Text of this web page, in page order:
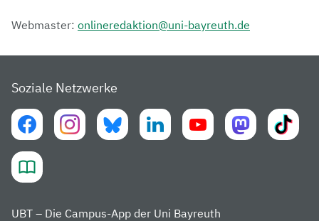
Webmaster: onlineredaktion@uni-bayreuth.de
Soziale Netzwerke
UBT – Die Campus-App der Uni Bayreuth